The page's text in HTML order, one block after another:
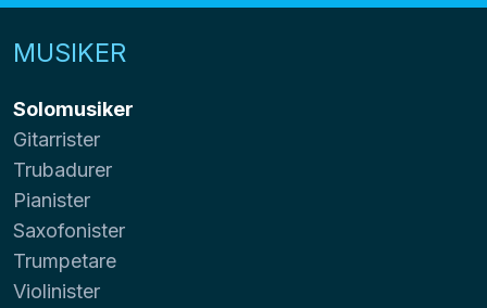
MUSIKER
Solomusiker
Gitarrister
Trubadurer
Pianister
Saxofonister
Trumpetare
Violinister